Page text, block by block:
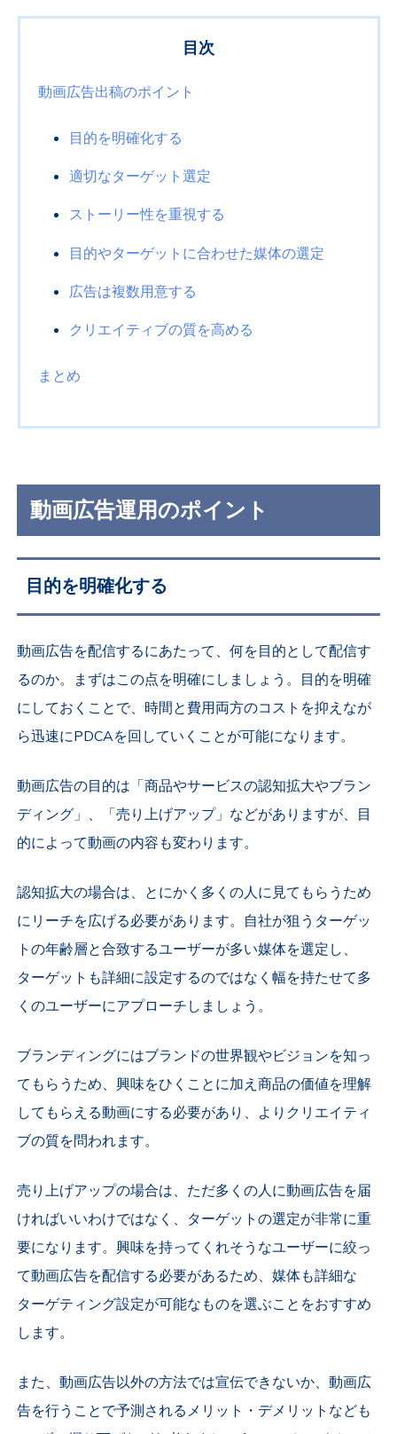
目次
動画広告出稿のポイント
目的を明確化する
適切なターゲット選定
ストーリー性を重視する
目的やターゲットに合わせた媒体の選定
広告は複数用意する
クリエイティブの質を高める
まとめ
動画広告運用のポイント
目的を明確化する
動画広告を配信するにあたって、何を目的として配信す
るのか。まずはこの点を明確にしましょう。目的を明確
にしておくことで、時間と費用両方のコストを抑えなが
ら迅速にPDCAを回していくことが可能になります。
動画広告の目的は「商品やサービスの認知拡大やブラン
ディング」、「売り上げアップ」などがありますが、目
的によって動画の内容も変わります。
認知拡大の場合は、とにかく多くの人に見てもらうため
にリーチを広げる必要があります。自社が狙うターゲッ
トの年齢層と合致するユーザーが多い媒体を選定し、
ターゲットも詳細に設定するのではなく幅を持たせて多
くのユーザーにアプローチしましょう。
ブランディングにはブランドの世界観やビジョンを知っ
てもらうため、興味をひくことに加え商品の価値を理解
してもらえる動画にする必要があり、よりクリエイティ
ブの質を問われます。
売り上げアップの場合は、ただ多くの人に動画広告を届
ければいいわけではなく、ターゲットの選定が非常に重
要になります。興味を持ってくれそうなユーザーに絞っ
て動画広告を配信する必要があるため、媒体も詳細な
ターゲティング設定が可能なものを選ぶことをおすすめ
します。
また、動画広告以外の方法では宣伝できないか、動画広
告を行うことで予測されるメリット・デメリットなども